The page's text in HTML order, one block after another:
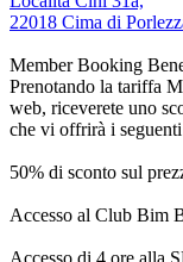
22018 Cima di
Member Booking
Prenotando la tariffa
web, riceverete uno
che vi offrirà i
50% di sconto sul
Accesso al Club Bim
Accesso di 4 ore alla